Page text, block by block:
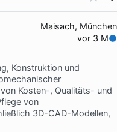
Maisach, München
vor 3 M
Konstruktion und
Kosten-, Qualitäts- und
von
3D-CAD-Modellen,